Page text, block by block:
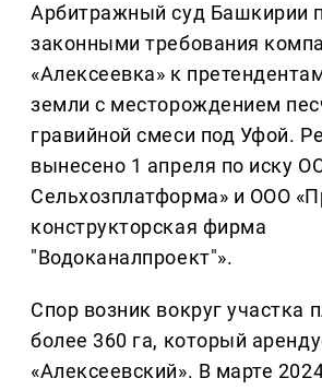
Арбитражный суд Башкирии
законными требования
«Алексеевка» к
земли с месторождением
гравийной смеси под Уфой.
вынесено 1 апреля по иску
Сельхозплатформа» и ООО
конструкторская фирма
"Водоканалпроект"».
Спор возник вокруг участка
более 360 га, который
«Алексеевский». В марте